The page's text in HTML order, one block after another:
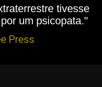
tivesse
um psicopata."
Press